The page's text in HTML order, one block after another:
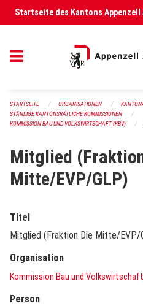
Navigation überspringen
Startseite des Kantons Appenzell
STARTSEITE ORGANISATIONEN
STÄNDIGE KANTONSRÄTLICHE KOMMISSIONEN
KOMMISSION BAU UND VOLKSWIRTSCHAFT (KBV)
Mitglied
Mitte/EVP/GLP)
Titel
Mitglied (Fraktion Die Mitte/EVP/
Organisation
Kommission Bau und
Person